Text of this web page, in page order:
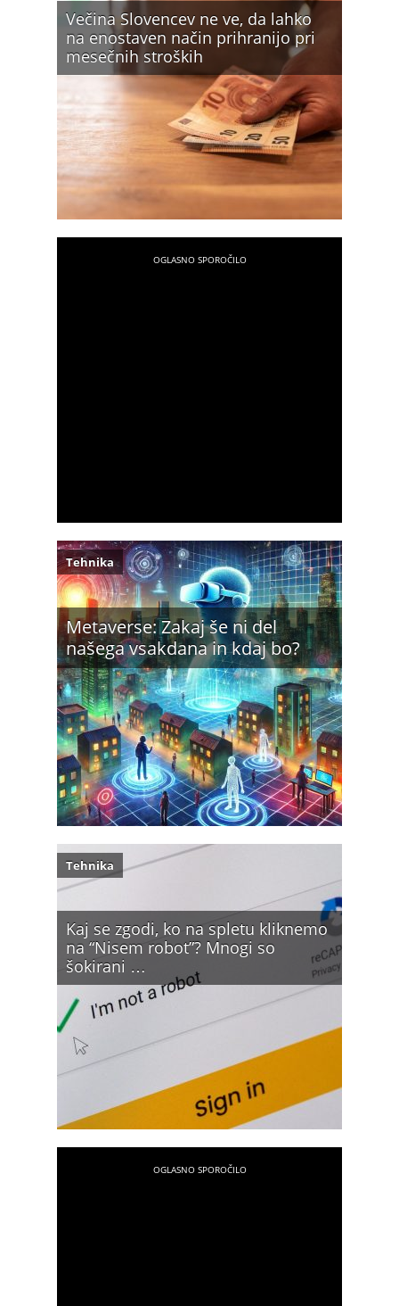
Večina Slovencev ne ve, da lahko
na enostaven način prihranijo pri
mesečnih stroških
Metaverse: Zakaj še ni del
našega vsakdana in kdaj bo?
Tehnika
Kaj se zgodi, ko na spletu kliknemo
na “Nisem robot”? Mnogi so
šokirani …
Tehnika